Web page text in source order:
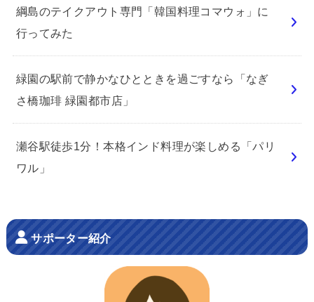
綱島のテイクアウト専門「韓国料理コマウォ」に
行ってみた
緑園の駅前で静かなひとときを過ごすなら「なぎ
さ橋珈琲 緑園都市店」
瀬谷駅徒歩1分！本格インド料理が楽しめる「パリ
ワル」
サポーター紹介